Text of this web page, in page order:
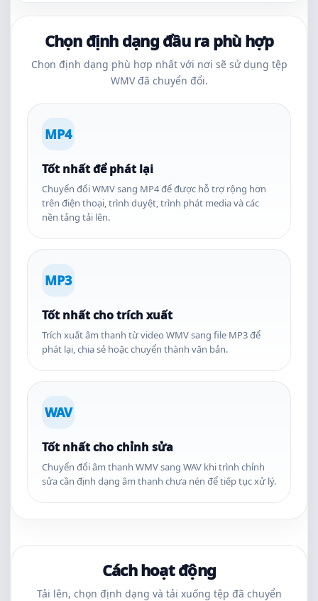
Chọn định dạng đầu ra phù hợp
Chọn định dạng phù hợp nhất với nơi sẽ sử dụng tệp
WMV đã chuyển đổi.
MP4
Tốt nhất để phát lại
Chuyển đổi WMV sang MP4 để được hỗ trợ rộng hơn
trên điện thoại, trình duyệt, trình phát media và các
nền tảng tải lên.
MP3
Tốt nhất cho trích xuất
Trích xuất âm thanh từ video WMV sang file MP3 để
phát lại, chia sẻ hoặc chuyển thành văn bản.
WAV
Tốt nhất cho chỉnh sửa
Chuyển đổi âm thanh WMV sang WAV khi trình chỉnh
sửa cần định dạng âm thanh chưa nén để tiếp tục xử lý.
Cách hoạt động
Tải lên, chọn định dạng và tải xuống tệp đã chuyển